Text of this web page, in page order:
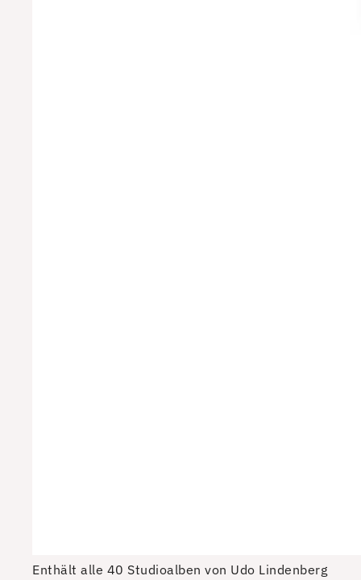
Enthält alle 40 Studioalben von Udo Lindenberg